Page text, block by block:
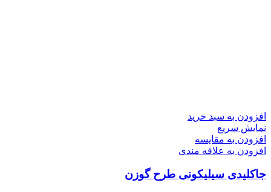
افزودن به سبد خرید
نمایش سریع
افزودن به مقایسه
افزودن به علاقه مندی
جاکلیدی سیلیکونی طرح گوزن